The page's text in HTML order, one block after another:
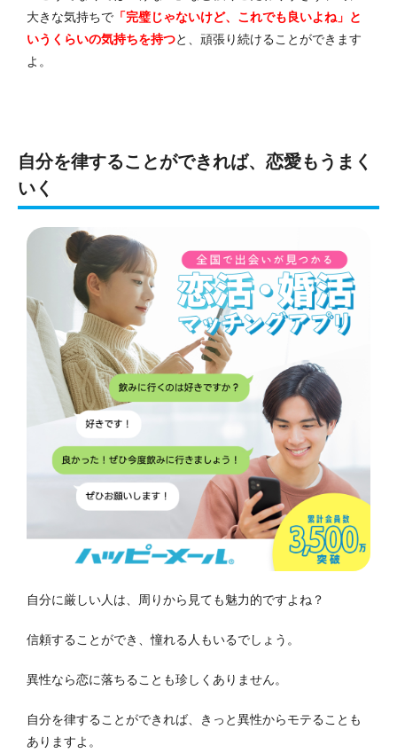
大きな気持ちで 「完璧じゃないけど、これでも良いよね」と
いうくらいの気持ちを持つと、頑張り続けることができます
よ。
自分を律することができれば、恋愛もうまく
いく
自分に厳しい人は、周りから見ても魅力的ですよね？
信頼することができ、憧れる人もいるでしょう。
異性なら恋に落ちることも珍しくありません。
自分を律することができれば、きっと異性からモテることも
ありますよ。